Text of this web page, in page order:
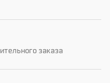
заказа